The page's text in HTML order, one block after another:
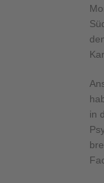
in